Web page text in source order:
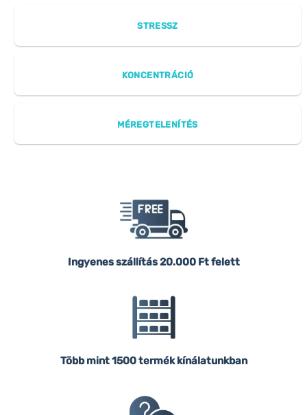
STRESSZ
KONCENTRÁCIÓ
MÉREGTELENÍTÉS
Ingyenes szállítás20.000 Ft felett
Több mint 1500 termék kínálatunkban